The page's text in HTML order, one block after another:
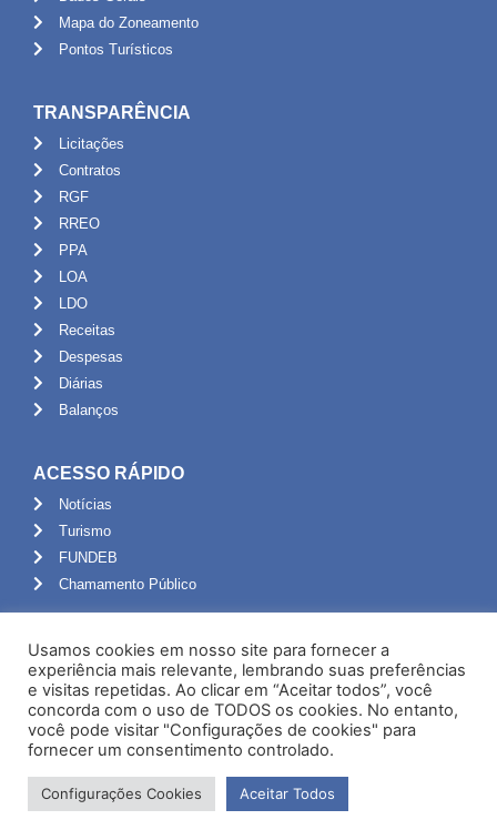
Mapa do Zoneamento
Pontos Turísticos
TRANSPARÊNCIA
Licitações
Contratos
RGF
RREO
PPA
LOA
LDO
Receitas
Despesas
Diárias
Balanços
ACESSO RÁPIDO
Notícias
Turismo
FUNDEB
Chamamento Público
Portal do Servidor
Webmail
Administração
Usamos cookies em nosso site para fornecer a
experiência mais relevante, lembrando suas preferências
e visitas repetidas. Ao clicar em “Aceitar todos”, você
concorda com o uso de TODOS os cookies. No entanto,
você pode visitar "Configurações de cookies" para
fornecer um consentimento controlado.
Configurações Cookies Aceitar Todos